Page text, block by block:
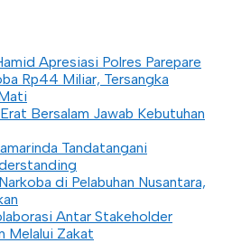
Apresiasi Polres Parepare
Rp44 Miliar, Tersangka
Bersalam Jawab Kebutuhan
Tandatangani
di Pelabuhan Nusantara,
Antar Stakeholder
Melalui Zakat